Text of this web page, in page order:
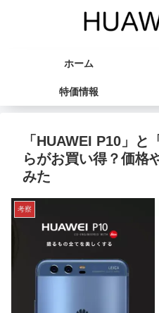
ホーム
特価情報
「HUAWEI P10」
らがお買い得？価格
みた
考察